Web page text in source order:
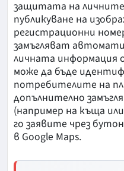
защитата на
публикуване на
регистрационни
замъгляват
личната информация
може да бъде
потребителите на
допълнително
(например на къща
го заявите чрез
в Google Maps.